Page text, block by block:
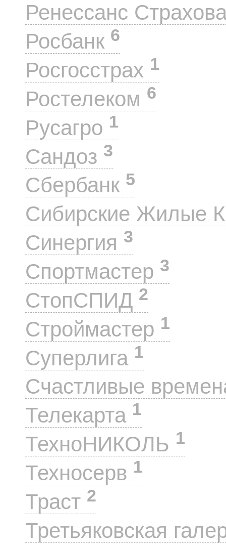
Ренессанс
Росбанк 6
Росгосстрах 1
Ростелеком 6
Русагро 1
Сандоз 3
Сбербанк 5
Сибирские Жилые
Синергия 3
Спортмастер 3
СтопСПИД 2
Строймастер 1
Суперлига 1
Счастливые
Телекарта 1
ТехноНИКОЛЬ 1
Техносерв 1
Траст 2
Третьяковская